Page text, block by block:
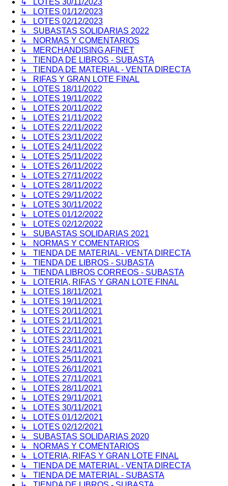
↳ LOTES 30/11/2023
↳ LOTES 01/12/2023
↳ LOTES 02/12/2023
↳ SUBASTAS SOLIDARIAS 2022
↳ NORMAS Y COMENTARIOS
↳ MERCHANDISING AFINET
↳ TIENDA DE LIBROS - SUBASTA
↳ TIENDA DE MATERIAL - VENTA DIRECTA
↳ RIFAS Y GRAN LOTE FINAL
↳ LOTES 18/11/2022
↳ LOTES 19/11/2022
↳ LOTES 20/11/2022
↳ LOTES 21/11/2022
↳ LOTES 22/11/2022
↳ LOTES 23/11/2022
↳ LOTES 24/11/2022
↳ LOTES 25/11/2022
↳ LOTES 26/11/2022
↳ LOTES 27/11/2022
↳ LOTES 28/11/2022
↳ LOTES 29/11/2022
↳ LOTES 30/11/2022
↳ LOTES 01/12/2022
↳ LOTES 02/12/2022
↳ SUBASTAS SOLIDARIAS 2021
↳ NORMAS Y COMENTARIOS
↳ TIENDA DE MATERIAL - VENTA DIRECTA
↳ TIENDA DE LIBROS - SUBASTA
↳ TIENDA LIBROS CORREOS - SUBASTA
↳ LOTERIA, RIFAS Y GRAN LOTE FINAL
↳ LOTES 18/11/2021
↳ LOTES 19/11/2021
↳ LOTES 20/11/2021
↳ LOTES 21/11/2021
↳ LOTES 22/11/2021
↳ LOTES 23/11/2021
↳ LOTES 24/11/2021
↳ LOTES 25/11/2021
↳ LOTES 26/11/2021
↳ LOTES 27/11/2021
↳ LOTES 28/11/2021
↳ LOTES 29/11/2021
↳ LOTES 30/11/2021
↳ LOTES 01/12/2021
↳ LOTES 02/12/2021
↳ SUBASTAS SOLIDARIAS 2020
↳ NORMAS Y COMENTARIOS
↳ LOTERIA, RIFAS Y GRAN LOTE FINAL
↳ TIENDA DE MATERIAL - VENTA DIRECTA
↳ TIENDA DE MATERIAL - SUBASTA